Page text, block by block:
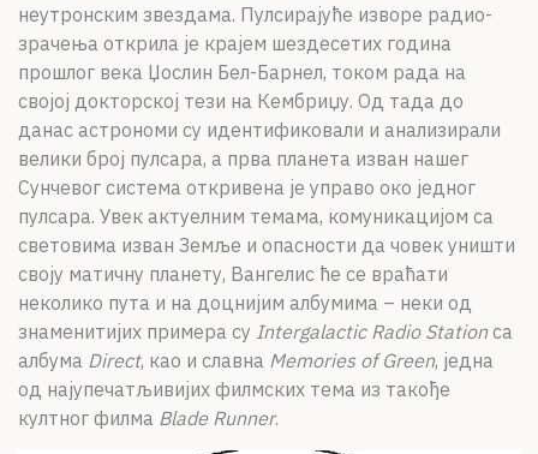
неутронским звездама. Пулсирајуће изворе радио-
зрачења открила је крајем шездесетих година
прошлог века Џослин Бел-Барнел, током рада на
својој докторској тези на Кембриџу. Од тада до
данас астрономи су идентификовали и анализирали
велики број пулсара, а прва планета изван нашег
Сунчевог система откривена је управо око једног
пулсара. Увек актуелним темама, комуникацијом са
световима изван Земље и опасности да човек уништи
своју матичну планету, Вангелис ће се враћати
неколико пута и на доцнијим албумима – неки од
знаменитијих примера су Intergalactic Radio Stationса
албума Direct, као и славна Memories of Green, једна
од најупечатљивијих филмских тема из такође
култног филма Blade Runner.